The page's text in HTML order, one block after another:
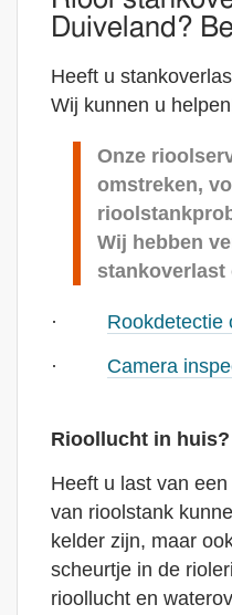
Duiveland?
Heeft u
Wij kunnen u
Onze
omstreken,
Wij hebben
stankoverlast
· Rookdetectie
· Camera
Rioollucht in huis?
Heeft u last van
van rioolstank
kelder zijn, maar
scheurtje in de
rioollucht en